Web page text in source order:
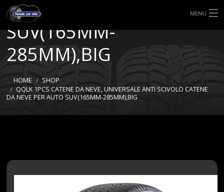
MENU
HOME
TIPI DI GOMME
MISURE GOMME
NEVE PER AUTO
SUV(165MM-
285MM),BIG
HOME
SHOP
QQLK 1PCS CATENE DA NEVE, UNIVERSALE ANTI SCIVOLO CATENE
DA NEVE PER AUTO SUV(165MM-285MM),BIG